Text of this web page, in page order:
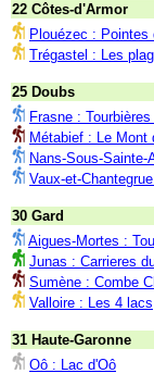
22 Côtes-d'Armor
Plouézec : Pointes
Trégastel : Les
25 Doubs
Frasne :
Métabief : Le Mont
Nans-Sous-
Vaux-et-
30 Gard
Aigues-Mortes :
Junas : Carrieres
Sumène : Combe
Valloire : Les 4 lacs
31 Haute-Garonne
Oô : Lac d'Oô